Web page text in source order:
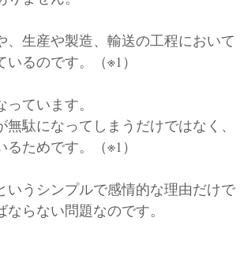
生産や製造、輸送の工程において
るのです。（※1）
ています。
駄になってしまうだけではなく、
ためです。（※1）
うシンプルで感情的な理由だけで
らない問題なのです。